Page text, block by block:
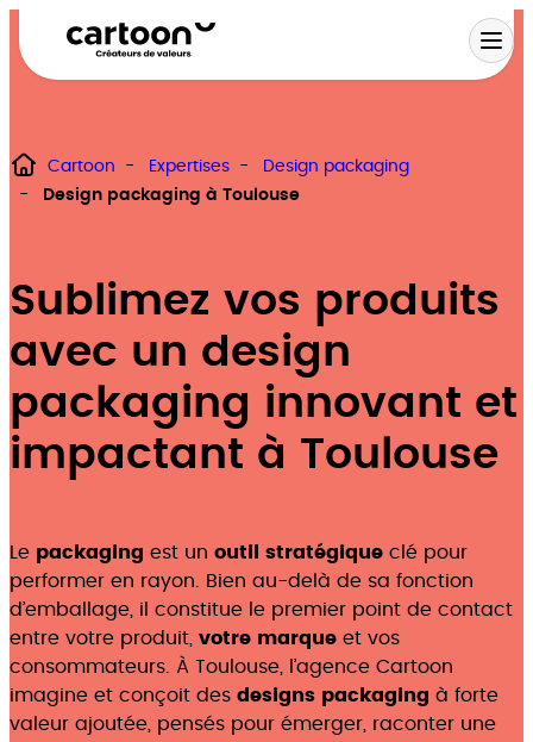
au
contenu
Design packaging
Cartoon Expertises
Design packaging
Design packaging à Toulouse
Sublimez vos produits
avec un design
packaging innovant et
impactant à Toulouse
Le packaging est un outil stratégique clé pour
performer en rayon. Bien au-delà de sa fonction
d’emballage, il constitue le premier point de contact
entre votre produit, votre marque et vos
consommateurs. À Toulouse, l’agence Cartoon
imagine et conçoit des designs packaging à forte
valeur ajoutée, pensés pour émerger, raconter une